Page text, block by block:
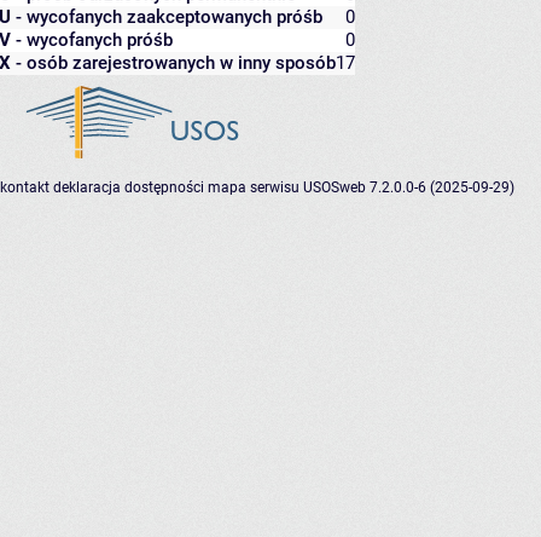
U - wycofanych zaakceptowanych próśb
0
V - wycofanych próśb
0
X - osób zarejestrowanych w inny sposób17
kontakt deklaracja dostępności mapa serwisu USOSweb 7.2.0.0-6 (2025-09-29)